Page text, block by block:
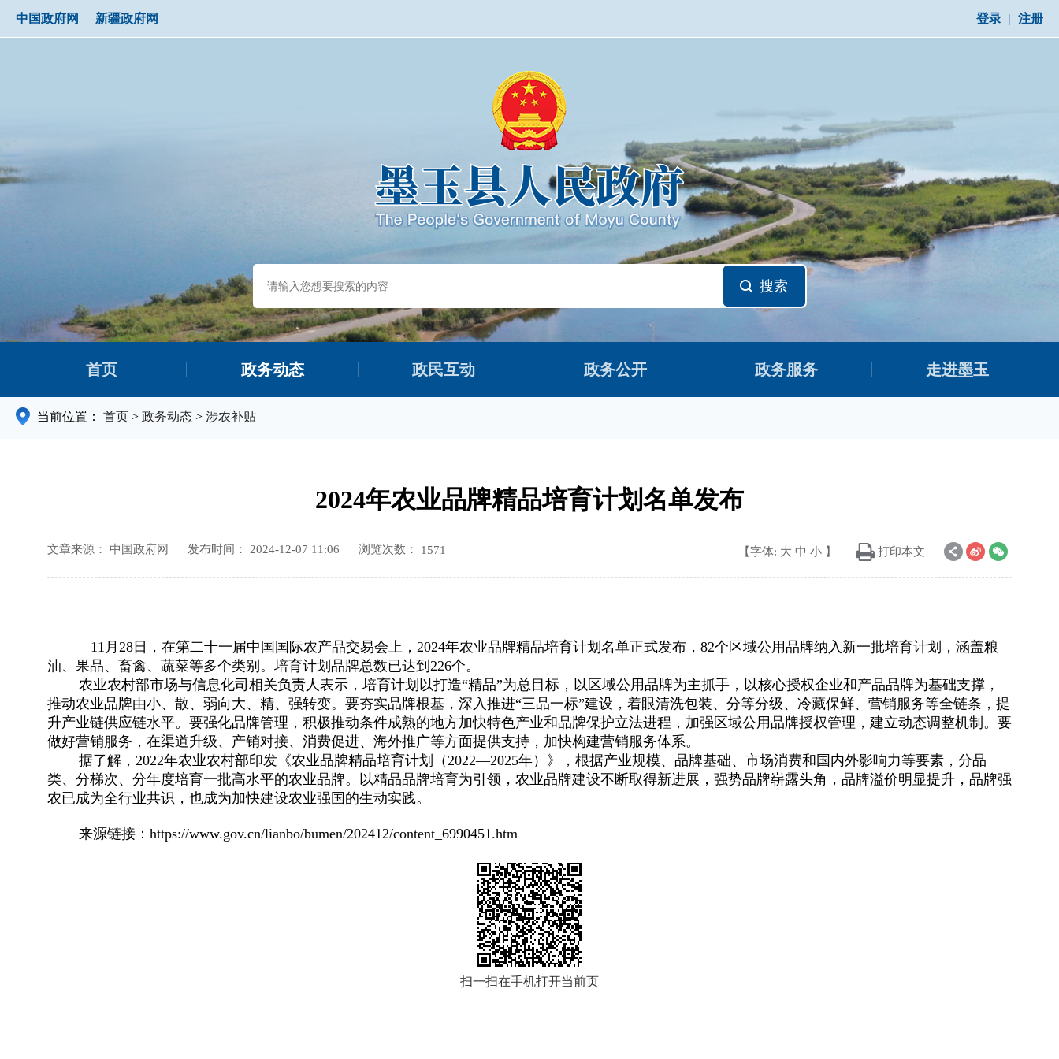
中国政府网 | 新疆政府网 登录 | 注册
搜索
首页 政务动态 政民互动 政务公开 政务服务 走进墨玉
当前位置： 首页 > 政务动态 > 涉农补贴
2024年农业品牌精品培育计划名单发布
文章来源： 中国政府网 发布时间： 2024-12-07 11:06 浏览次数： 1571 【字体: 大 中 小 】 打印本文
11月28日，在第二十一届中国国际农产品交易会上，2024年农业品牌精品培育计划名单正式发布，82个区域公用品牌纳入新一批培育计划，涵盖粮
油、果品、畜禽、蔬菜等多个类别。培育计划品牌总数已达到226个。
农业农村部市场与信息化司相关负责人表示，培育计划以打造“精品”为总目标，以区域公用品牌为主抓手，以核心授权企业和产品品牌为基础支撑，
推动农业品牌由小、散、弱向大、精、强转变。要夯实品牌根基，深入推进“三品一标”建设，着眼清洗包装、分等分级、冷藏保鲜、营销服务等全链条，提
升产业链供应链水平。要强化品牌管理，积极推动条件成熟的地方加快特色产业和品牌保护立法进程，加强区域公用品牌授权管理，建立动态调整机制。要
做好营销服务，在渠道升级、产销对接、消费促进、海外推广等方面提供支持，加快构建营销服务体系。
据了解，2022年农业农村部印发《农业品牌精品培育计划（2022—2025年）》，根据产业规模、品牌基础、市场消费和国内外影响力等要素，分品
类、分梯次、分年度培育一批高水平的农业品牌。以精品品牌培育为引领，农业品牌建设不断取得新进展，强势品牌崭露头角，品牌溢价明显提升，品牌强
农已成为全行业共识，也成为加快建设农业强国的生动实践。
来源链接：https://www.gov.cn/lianbo/bumen/202412/content_6990451.htm
扫一扫在手机打开当前页